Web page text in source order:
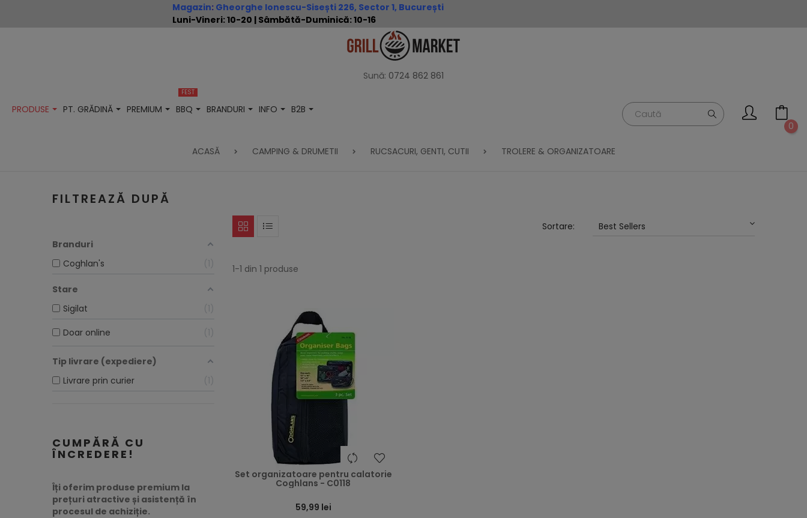
Magazin: Gheorghe Ionescu-Sisești 226, Sector 1, București
Luni-Vineri: 10-20 | Sâmbătă-Duminică: 10-16
Sună: 0724 862 861
PRODUSE PT. GRĂDINĂ PREMIUM BBQ
FEST
BRANDURI INFO
B2B
0
ACASĂ CAMPING & DRUMETII RUCSACURI, GENTI, CUTII TROLERE & ORGANIZATOARE
FILTREAZĂ DUPĂ
Branduri
Coghlan's
1
Stare
Sigilat
1
Doar online
1
Tip livrare (expediere)
Livrare prin curier
1
CUMPĂRĂ CU
ÎNCREDERE!
Îți oferim produse premium la
prețuri atractive și asistență în
procesul de achiziție.
Sortare: Best Sellers
1-1 din 1 produse
Set organizatoare pentru calatorie
Coghlans - C0118
59,99 lei